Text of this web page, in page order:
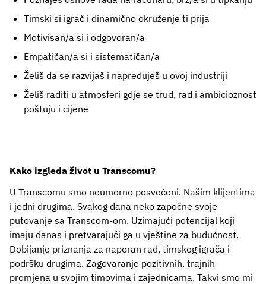
Timski si igrač i dinamično okruženje ti prija
Motivisan/a si i odgovoran/a
Empatičan/a si i sistematičan/a
Želiš da se razvijaš i napreduješ u ovoj industriji
Želiš raditi u atmosferi gdje se trud, rad i ambicioznost
poštuju i cijene
Kako izgleda život u Transcomu?
U Transcomu smo neumorno posvećeni. Našim klijentima
i jedni drugima. Svakog dana neko započne svoje
putovanje sa Transcom-om. Uzimajući potencijal koji
imaju danas i pretvarajući ga u vještine za budućnost.
Dobijanje priznanja za naporan rad, timskog igrača i
podršku drugima. Zagovaranje pozitivnih, trajnih
promjena u svojim timovima i zajednicama. Takvi smo mi